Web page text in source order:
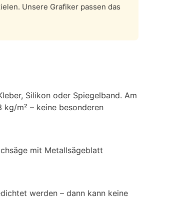
Unsere Grafiker passen das
Silikon oder Spiegelband. Am
m² – keine besonderen
mit Metallsägeblatt
werden – dann kann keine